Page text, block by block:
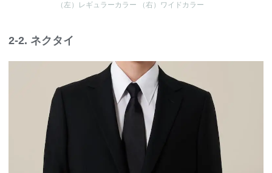
（左）レギュラーカラー （右）ワイドカラー
2-2. ネクタイ